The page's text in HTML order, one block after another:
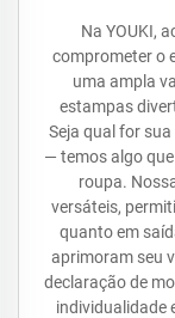
Na YOUKI,
comprometer o
uma ampla
estampas
Seja qual for
— temos algo
roupa.
versáteis,
quanto em
aprimoram seu
declaração de
individualidade